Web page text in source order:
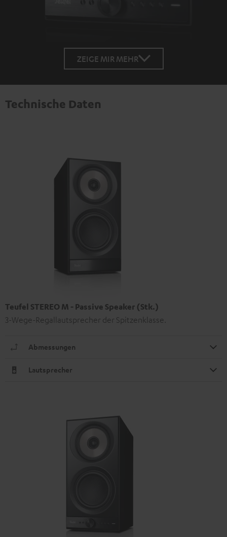
ZEIGE MIR MEHR
Technische Daten
Teufel STEREO M - Passive Speaker (Stk.)
3-Wege-Regallautsprecher der Spitzenklasse.
Abmessungen
Lautsprecher